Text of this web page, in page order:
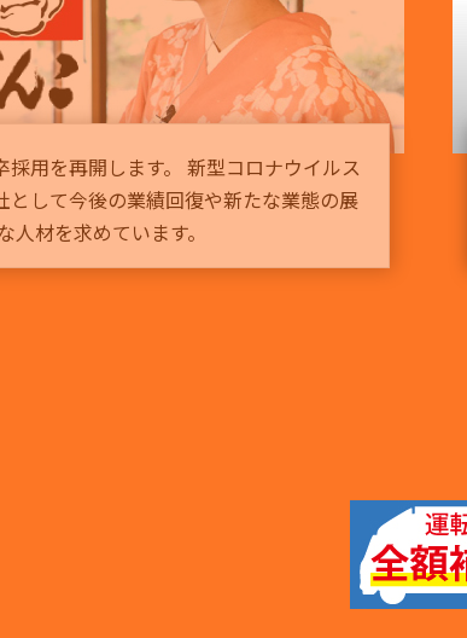
ルマが好き！運転が好き！キミの
は絶えず供給を続ける物流の存在
でNO.1になること。